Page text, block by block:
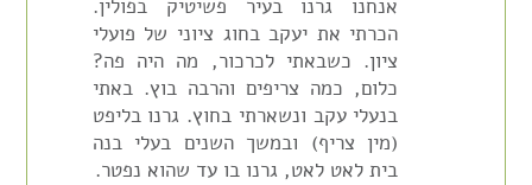
אנחנו גרנו בעיר פשיטיק בפולין.
הכרתי את יעקב בחוג ציוני של פועלי
ציון. כשבאתי לכרכור, מה היה פה?
כלום, כמה צריפים והרבה בוץ. באתי
בנעלי עקב ונשארתי בחוץ. גרנו בליפט
(מין צריף) ובמשך השנים בעלי בנה
בית לאט לאט, גרנו בו עד שהוא נפטר.